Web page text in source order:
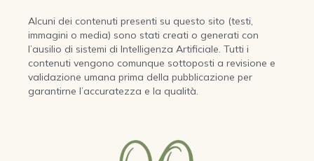
Alcuni dei contenuti presenti su questo sito (testi,
immagini o media) sono stati creati o generati con
l’ausilio di sistemi di Intelligenza Artificiale. Tutti i
contenuti vengono comunque sottoposti a revisione e
validazione umana prima della pubblicazione per
garantirne l’accuratezza e la qualità.